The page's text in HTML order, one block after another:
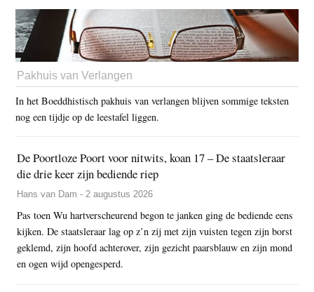
Pakhuis van Verlangen
In het Boeddhistisch pakhuis van verlangen blijven sommige teksten
nog een tijdje op de leestafel liggen.
De Poortloze Poort voor nitwits, koan 17 – De staatsleraar
die drie keer zijn bediende riep
Hans van Dam - 2 augustus 2026
Pas toen Wu hartverscheurend begon te janken ging de bediende eens
kijken. De staatsleraar lag op z’n zij met zijn vuisten tegen zijn borst
geklemd, zijn hoofd achterover, zijn gezicht paarsblauw en zijn mond
en ogen wijd opengesperd.